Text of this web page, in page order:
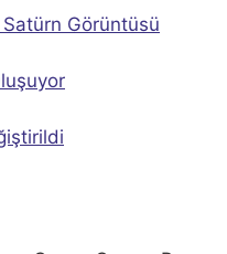
Satürn Görüntüsü